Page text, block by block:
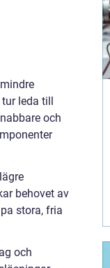
leda till
och
behovet av
stora, fria
och